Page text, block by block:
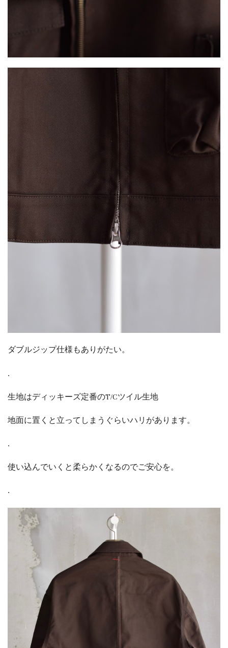
ダブルジップ仕様もありがたい。
.
生地はディッキーズ定番のT/Cツイル生地
地面に置くと立ってしまうぐらいハリがあります。
.
使い込んでいくと柔らかくなるのでご安心を。
.